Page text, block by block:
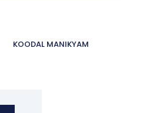
KOODAL MANIKYAM